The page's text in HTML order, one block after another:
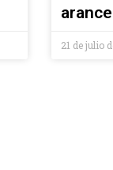
21 de julio